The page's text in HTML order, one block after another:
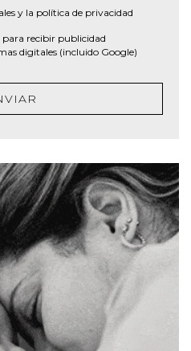
y la política de privacidad
para recibir publicidad
digitales (incluido Google)